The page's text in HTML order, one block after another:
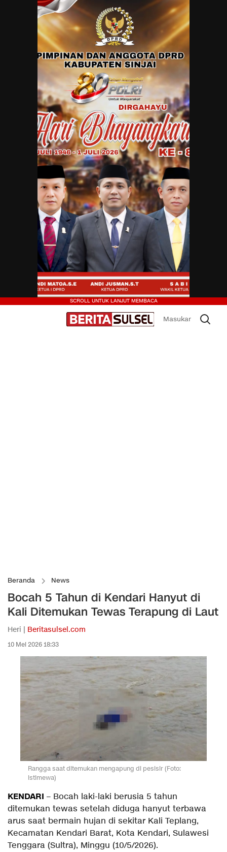
Beranda News
Bocah 5 Tahun di Kendari Hanyut di
Kali Ditemukan Tewas Terapung di Laut
Heri | Beritasulsel.com
10 Mei 2026 18:33
Rangga saat ditemukan mengapung di pesisir (Foto:
istimewa)
KENDARI – Bocah laki-laki berusia 5 tahun
ditemukan tewas setelah diduga hanyut terbawa
arus saat bermain hujan di sekitar Kali Teplang,
Kecamatan Kendari Barat, Kota Kendari, Sulawesi
Tenggara (Sultra), Minggu (10/5/2026).